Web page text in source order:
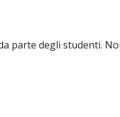
parte degli studenti.